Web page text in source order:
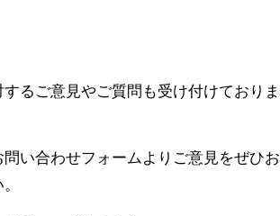
るご意見やご質問も受け付けておりま
問い合わせフォームよりご意見をぜひ